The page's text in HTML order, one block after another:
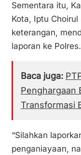
Sementara itu,
Kota, Iptu
keterangan,
laporan ke Polres.
Baca juga:
Penghargaan
Transformasi
“Silahkan
penganiayaan,